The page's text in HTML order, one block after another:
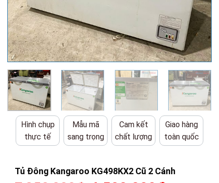
Hình chụp
thực tế
Mẫu mã
sang trọng
Cam kết
chất lượng
Giao hàng
toàn quốc
Tủ Đông Kangaroo KG498KX2 Cũ 2 Cánh